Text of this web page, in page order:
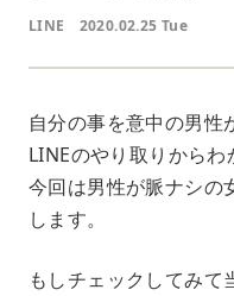
LINE 2020.02.25 Tue
自分の事を意中の男性
LINEのやり取りからわ
今回は男性が脈ナシの
します。
もしチェックしてみて